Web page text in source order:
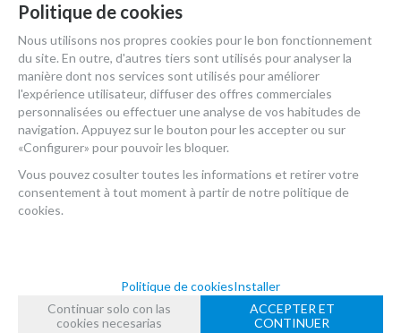
Le droit de retirer son consentement à tout moment.
Droit d'accès, de rectification, de portabilité et d'effacement de
vos données et de limiter ou de s'opposer à leur traitement.
Droit d'introduire une réclamation auprès de l'autorité de
contrôle (agpd.es) s'il estime que le traitement n'est pas
conforme à la réglementation en vigueur.
Coordonnées pour l'exercice de vos droits
Adresse postale :
CELIMARC 2012 S.L.. MARIA LLACER 8, 8 46007
VALENCIA (VALENCIA).
Adresse électronique :
marketing.atelierdecelia@gmail.com
Politique de cookies
Nous utilisons nos propres cookies pour le bon fonctionnement
du site. En outre, d'autres tiers sont utilisés pour analyser la
manière dont nos services sont utilisés pour améliorer
l'expérience utilisateur, diffuser des offres commerciales
personnalisées ou effectuer une analyse de vos habitudes de
navigation. Appuyez sur le bouton pour les accepter ou sur
«Configurer» pour pouvoir les bloquer.
Vous pouvez cosulter toutes les informations et retirer votre
consentement à tout moment à partir de notre politique de
cookies.
Politique de cookiesInstaller
Continuar solo con las
cookies necesarias
ACCEPTER ET
CONTINUER